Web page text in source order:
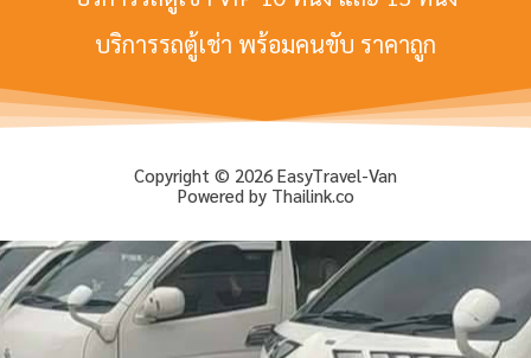
บริการรถตู้เช่า พร้อมคนขับ ราคาถูก
Copyright © 2026 EasyTravel-Van
Powered by Thailink.co